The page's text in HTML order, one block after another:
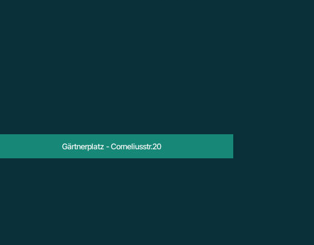
Gärtnerplatz - Corneliusstr.20